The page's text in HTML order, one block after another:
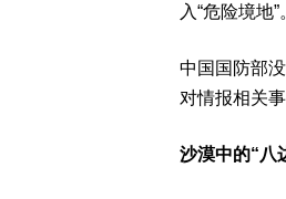
入“危险境地
中国国防部
对情报相关
沙漠中的“八